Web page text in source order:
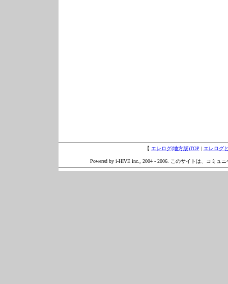
【 エレログ(地方版)TOP | エレログ
Powered by i-HIVE inc., 2004 - 2006. このサイトは、コミュ